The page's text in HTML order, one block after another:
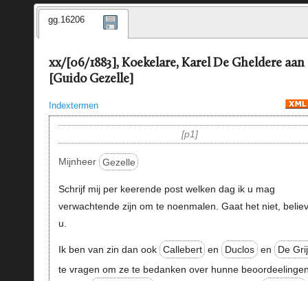
gg.16206
xx/[06/1883], Koekelare, Karel De Gheldere aan
[Guido Gezelle]
Indextermen
p1
Mijnheer Gezelle
Schrijf mij per keerende post welken dag ik u mag
verwachtende zijn om te noenmalen. Gaat het niet,
u.
Ik ben van zin dan ook Callebert en Duclos en De
te vragen om ze te bedanken over hunne